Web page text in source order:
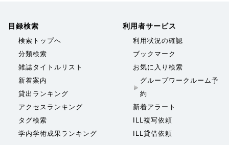
目録検索
検索トップへ
分類検索
雑誌タイトルリスト
新着案内
貸出ランキング
アクセスランキング
タグ検索
学内学術成果ランキング
利用者サービス
利用状況の確認
ブックマーク
お気に入り検索
グループワークルーム予
約
新着アラート
ILL複写依頼
ILL貸借依頼